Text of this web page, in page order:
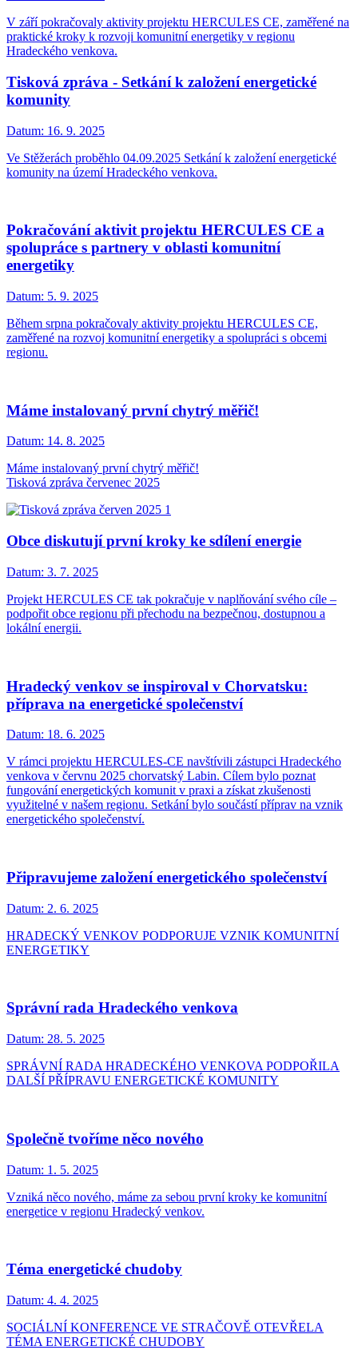
V září pokračovaly aktivity projektu HERCULES CE, zaměřené na
praktické kroky k rozvoji komunitní energetiky v regionu
Hradeckého venkova.
Tisková zpráva - Setkání k založení energetické
komunity
Datum: 16. 9. 2025
Ve Stěžerách proběhlo 04.09.2025 Setkání k založení energetické
komunity na území Hradeckého venkova.
Pokračování aktivit projektu HERCULES CE a
spolupráce s partnery v oblasti komunitní
energetiky
Datum: 5. 9. 2025
Během srpna pokračovaly aktivity projektu HERCULES CE,
zaměřené na rozvoj komunitní energetiky a spolupráci s obcemi
regionu.
Máme instalovaný první chytrý měřič!
Datum: 14. 8. 2025
Máme instalovaný první chytrý měřič!
Tisková zpráva červenec 2025
Obce diskutují první kroky ke sdílení energie
Datum: 3. 7. 2025
Projekt HERCULES CE tak pokračuje v naplňování svého cíle –
podpořit obce regionu při přechodu na bezpečnou, dostupnou a
lokální energii.
Hradecký venkov se inspiroval v Chorvatsku:
příprava na energetické společenství
Datum: 18. 6. 2025
V rámci projektu HERCULES-CE navštívili zástupci Hradeckého
venkova v červnu 2025 chorvatský Labin. Cílem bylo poznat
fungování energetických komunit v praxi a získat zkušenosti
využitelné v našem regionu. Setkání bylo součástí příprav na vznik
energetického společenství.
Připravujeme založení energetického společenství
Datum: 2. 6. 2025
HRADECKÝ VENKOV PODPORUJE VZNIK KOMUNITNÍ
ENERGETIKY
Správní rada Hradeckého venkova
Datum: 28. 5. 2025
SPRÁVNÍ RADA HRADECKÉHO VENKOVA PODPOŘILA
DALŠÍ PŘÍPRAVU ENERGETICKÉ KOMUNITY
Společně tvoříme něco nového
Datum: 1. 5. 2025
Vzniká něco nového, máme za sebou první kroky ke komunitní
energetice v regionu Hradecký venkov.
Téma energetické chudoby
Datum: 4. 4. 2025
SOCIÁLNÍ KONFERENCE VE STRAČOVĚ OTEVŘELA
TÉMA ENERGETICKÉ CHUDOBY